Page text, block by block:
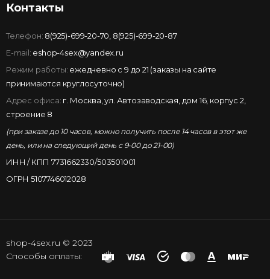
Контакты
Телефон: 8(925)-699-20-70 8(925)-699-20-87
E-mail: eshop-4sex@yandex.ru
Режим работы: ежедневно с 9 до 21 (заказы на сайте
принимаются круглосуточно)
Адрес офиса: г. Москва, ул. Автозаводская, дом 16, корпус 2,
строение 8
(при заказе до 10 часов, можно получить после 14 часов в этот же
день, или на следующий день с 9-00 до 21-00)
ИНН / КПП 7731662330/503501001
ОГРН 5107746012028
shop-4sex.ru © 2023
Способы оплаты: